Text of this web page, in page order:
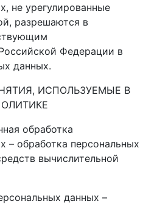
не урегулированные
разрешаются в
Федерации в
данных.
ИСПОЛЬЗУЕМЫЕ В
обработка
– обработка персональных
вычислительной
данных –